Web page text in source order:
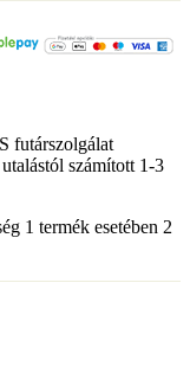
futárszolgálat
számított 1-3
1 termék esetében 2